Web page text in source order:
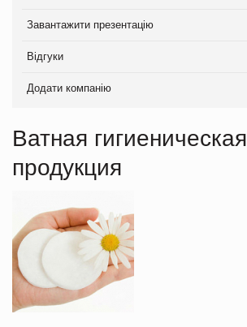
Завантажити презентацію
Відгуки
Додати компанію
Ватная гигиеническая
продукция